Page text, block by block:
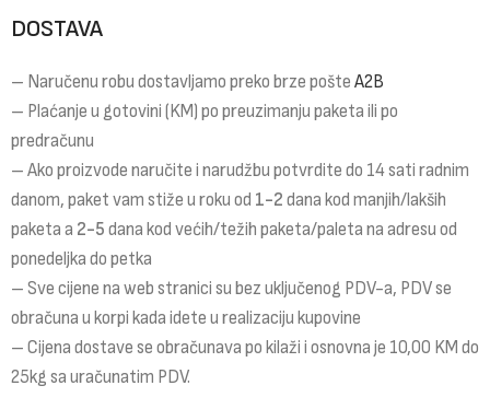
DOSTAVA
– Naručenu robu dostavljamo preko brze pošte A2B
– Plaćanje u gotovini (KM) po preuzimanju paketa ili po
predračunu
– Ako proizvode naručite i narudžbu potvrdite do 14 sati radnim
danom, paket vam stiže u roku od 1-2 dana kod manjih/lakših
paketa a 2-5 dana kod većih/težih paketa/paleta na adresu od
ponedeljka do petka
– Sve cijene na web stranici su bez uključenog PDV-a, PDV se
obračuna u korpi kada idete u realizaciju kupovine
– Cijena dostave se obračunava po kilaži i osnovna je 10,00 KM do
25kg sa uračunatim PDV.